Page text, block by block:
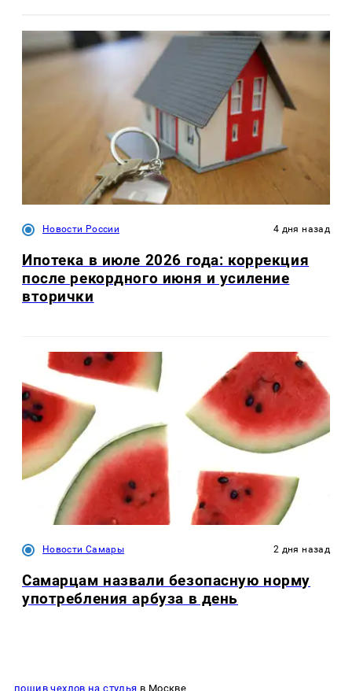
Новости России 4 дня назад
Ипотека в июле 2026 года: коррекция
после рекордного июня и усиление
вторички
Новости Самары 2 дня назад
Самарцам назвали безопасную норму
употребления арбуза в день
пошив чехлов на стулья в Москве